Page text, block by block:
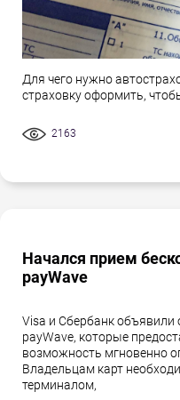
Для чего нужно
страховку оформить,
2163
Начался прием
payWave
Visa и Сбербанк объявили
payWave, которые
возможность мгновенно
Владельцам карт
терминалом,